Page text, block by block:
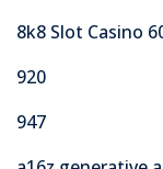
8k8 Slot Casino
920
947